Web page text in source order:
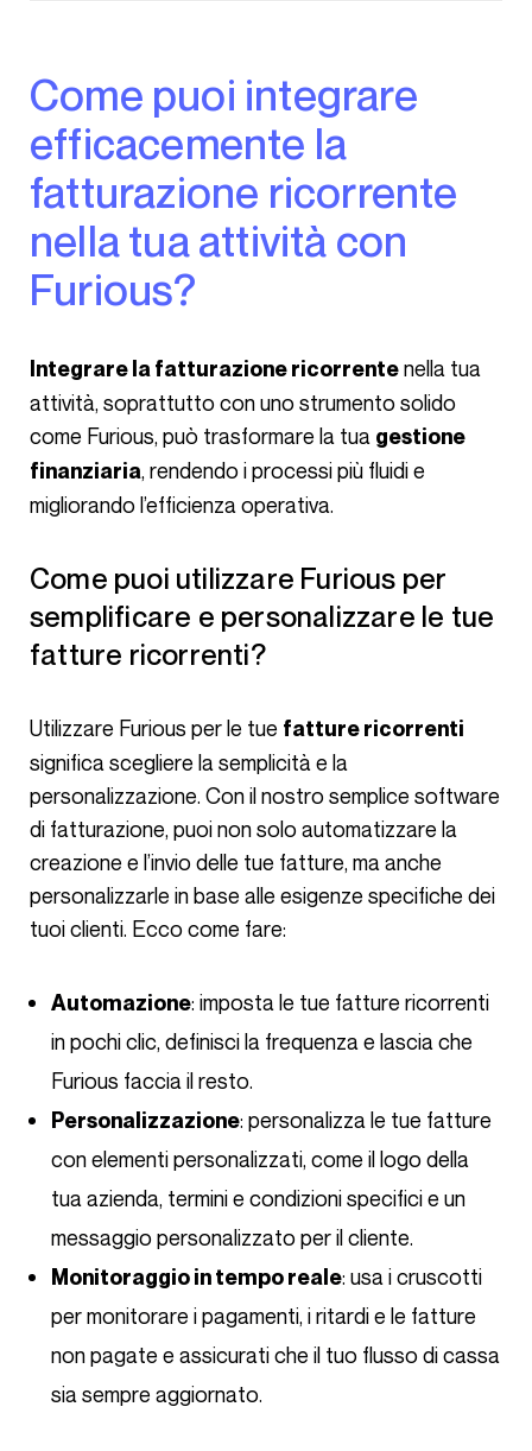
Come puoi integrare
efficacemente la
fatturazione ricorrente
nella tua attività con
Furious?
Integrare la fatturazione ricorrentenella tua
attività, soprattutto con uno strumento solido
come Furious, può trasformare la tua gestione
finanziaria, rendendo i processi più fluidi e
migliorando l’efficienza operativa.
Come puoi utilizzare Furious per
semplificare e personalizzare le tue
fatture ricorrenti?
Utilizzare Furious per le tue fatture ricorrenti
significa scegliere la semplicità e la
personalizzazione. Con il nostro semplice software
di fatturazione, puoi non solo automatizzare la
creazione e l’invio delle tue fatture, ma anche
personalizzarle in base alle esigenze specifiche dei
tuoi clienti. Ecco come fare:
Automazione: imposta le tue fatture ricorrenti
in pochi clic, definisci la frequenza e lascia che
Furious faccia il resto.
Personalizzazione: personalizza le tue fatture
con elementi personalizzati, come il logo della
tua azienda, termini e condizioni specifici e un
messaggio personalizzato per il cliente.
Monitoraggio in tempo reale: usa i cruscotti
per monitorare i pagamenti, i ritardi e le fatture
non pagate e assicurati che il tuo flusso di cassa
sia sempre aggiornato.